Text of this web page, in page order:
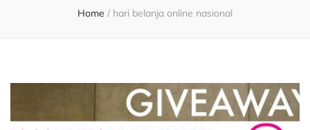
Home / hari belanja online nasional